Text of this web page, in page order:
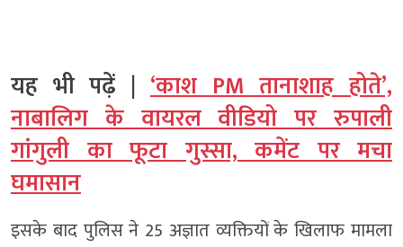
यह भी पढ़ें |‘काश PM तानाशाह होते’,
नाबालिग के वायरल वीडियो पर रुपाली
गांगुली का फूटा गुस्सा, कमेंट पर मचा
घमासान
इसके बाद पुलिस ने 25 अज्ञात व्यक्तियों के खिलाफ मामला